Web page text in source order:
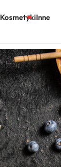
KosmetykiInne